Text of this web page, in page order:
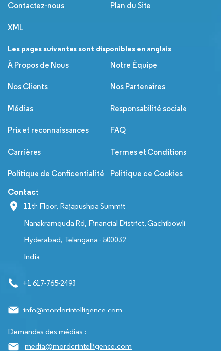
Contactez-nous Plan du Site
XML
Les pages suivantes sont disponibles en anglais
À Propos de Nous
Notre Équipe
Nos Clients Nos Partenaires
Médias Responsabilité sociale
Prix et reconnaissances FAQ
Carrières Termes et Conditions
Politique de Confidentialité Politique de Cookies
Contact
11th Floor, Rajapushpa Summit
Nanakramguda Rd, Financial District, Gachibowli
Hyderabad, Telangana - 500032
India
+1 617-765-2493
info@mordorintelligence.com
Demandes des médias :
media@mordorintelligence.com